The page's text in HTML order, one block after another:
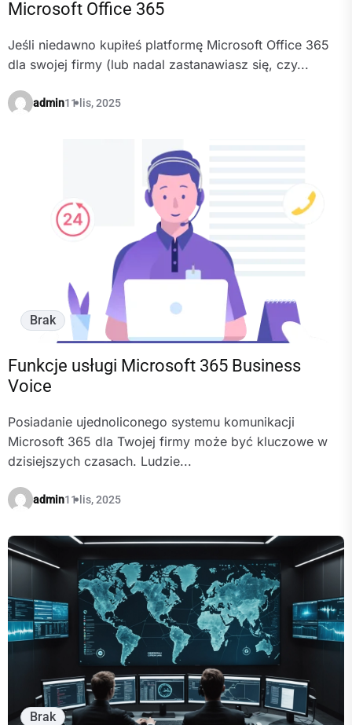
Microsoft Office 365
Jeśli niedawno kupiłeś platformę Microsoft Office 365
dla swojej firmy (lub nadal zastanawiasz się, czy...
admin11 lis, 2025
Brak
Funkcje usługi Microsoft 365 Business
Voice
Posiadanie ujednoliconego systemu komunikacji
Microsoft 365 dla Twojej firmy może być kluczowe w
dzisiejszych czasach. Ludzie...
admin11 lis, 2025
Brak